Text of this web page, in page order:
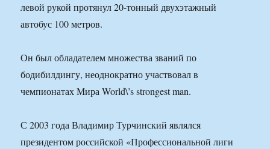
левой рукой протянул 20-тонный двухэтажный
автобус 100 метров.
Он был обладателем множества званий по
бодибилдингу, неоднократно участвовал в
чемпионатах Мира World\’s strongest man.
С 2003 года Владимир Турчинский являлся
президентом российской «Профессиональной лиги